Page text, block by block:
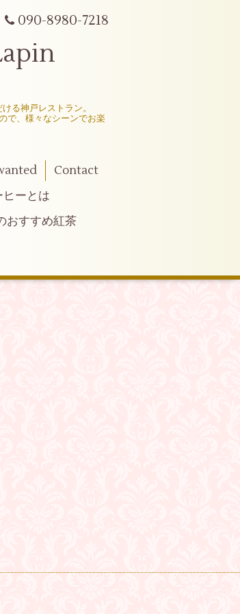
090-8980-7218
る神戸レストラン。
で、様々なシーンでお楽
Contact
ーとは
おすすめ紅茶